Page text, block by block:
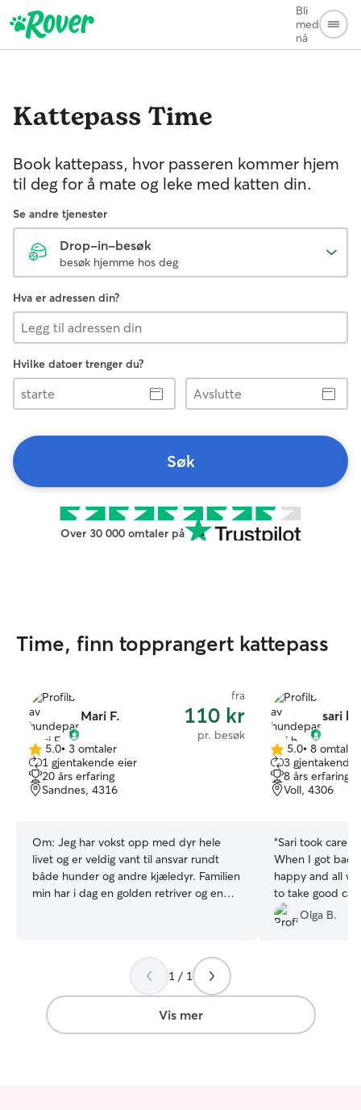
Bli
med
nå
KattepassTime
Book kattepass, hvor passeren kommer hjem
til deg for å mate og leke med katten din.
Se andre tjenester
Drop-in-besøk
besøk hjemme hos deg
Hva er adressen din?
Hvilke datoer trenger du?
starte
Avslutte
Søk
Over 30 000 omtaler på
Time, finn topprangert kattepass
Mari F.
fra
110 kr
pr. besøk
5.0
av
5
stjerner
5.0• 3 omtaler
1 gjentakende eier
20 års erfaring
Sandnes, 4316
Om: Jeg har vokst opp med dyr hele
livet og er veldig vant til ansvar rundt
både hunder og andre kjæledyr. Familien
min har i dag en golden retriver og en
tur både i nærområdet og andre steder
hvor jeg gjerne kjører for å finne fine
turmuligheter sammen med hunden, og
gjør det ofte sammen med
familiehunden vår. Jeg er trygg rundt
sari h.
5.0
av
5
stjerner
5.0• 8 omtaler
3 gjentakende
8 års erfaring
Voll, 4306
“Sari took care
When I got
happy and all
to take good
play outside even it
back home. I
Olga B.
1 / 1
Vis mer